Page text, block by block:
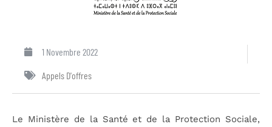
1 Novembre 2022
Appels D'offres
Le Ministère de la Santé et de la Protection Sociale,